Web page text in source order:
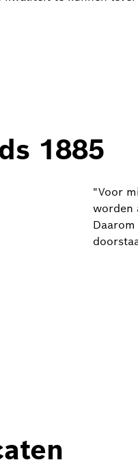
1885
"Voor
worden